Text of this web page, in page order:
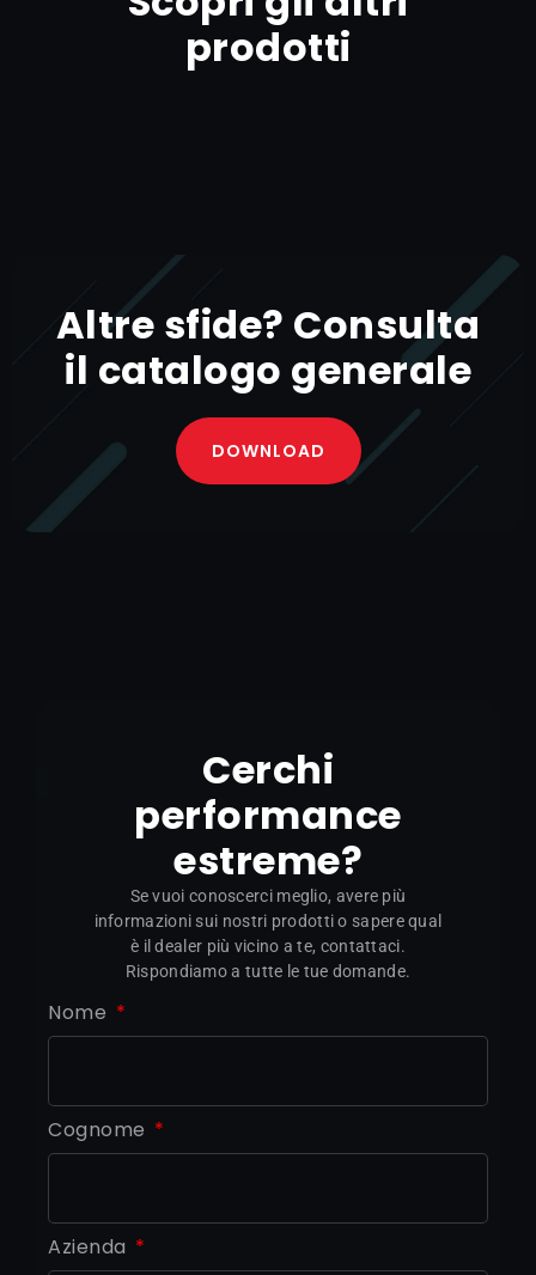
prodotti
Altre sfide? Consulta
il catalogo generale​
DOWNLOAD
Cerchi
performance
estreme?
Se vuoi conoscerci meglio, avere più
informazioni sui nostri prodotti o sapere qual
è il dealer più vicino a te, contattaci.
Rispondiamo a tutte le tue domande.
Nome
Cognome
Azienda